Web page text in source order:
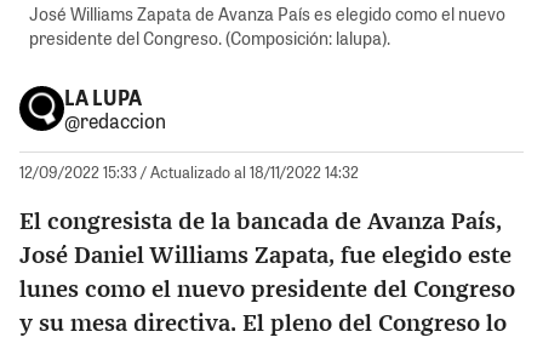
José Williams Zapata de Avanza País es elegido como el nuevo
presidente del Congreso. (Composición: lalupa).
LA LUPA
@redaccion
12/09/2022 15:33/ Actualizado al 18/11/2022 14:32
El congresista de la bancada de Avanza País,
José Daniel Williams Zapata, fue elegido este
lunes como el nuevo presidente del Congreso
y su mesa directiva. El pleno del Congreso lo